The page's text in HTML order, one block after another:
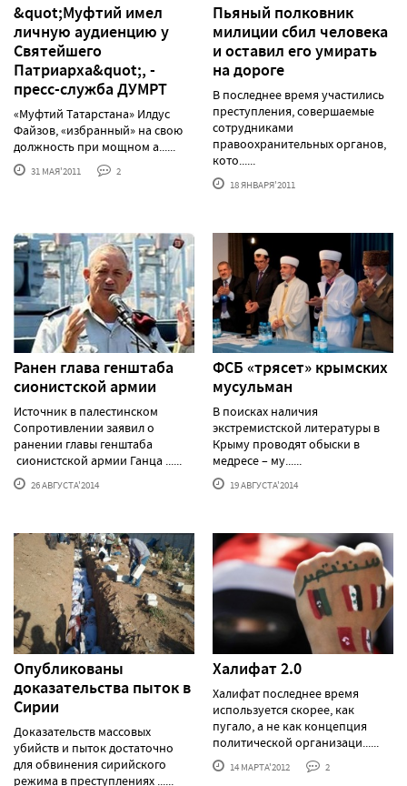
&quot;Муфтий имел
личную аудиенцию у
Святейшего
Патриарха&quot;, -
пресс-служба ДУМРТ
«Муфтий Татарстана» Илдус
Файзов, «избранный» на свою
должность при мощном а......
31 МАЯ'2011 2
Пьяный полковник
милиции сбил человека
и оставил его умирать
на дороге
В последнее время участились
преступления, совершаемые
сотрудниками
правоохранительных органов,
кото......
18 ЯНВАРЯ'2011
Ранен глава генштаба
сионистской армии
Источник в палестинском
Сопротивлении заявил о
ранении главы генштаба
сионистской армии Ганца ......
26 АВГУСТА'2014
ФСБ «трясет» крымских
мусульман
В поисках наличия
экстремистской литературы в
Крыму проводят обыски в
медресе – му......
19 АВГУСТА'2014
Опубликованы
доказательства пыток в
Сирии
Доказательств массовых
убийств и пыток достаточно
для обвинения сирийского
режима в преступлениях ......
Халифат 2.0
Халифат последнее время
используется скорее, как
пугало, а не как концепция
политической организаци......
14 МАРТА'2012 2